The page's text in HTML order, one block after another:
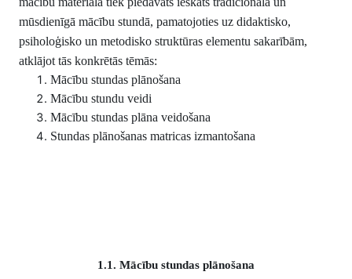
mūsdienīgā mācību stundā, pamatojoties uz didaktisko,
psiholoģisko un metodisko struktūras elementu sakarībām,
atklājot tās konkrētās tēmās:
Mācību stundas plānošana
Mācību stundu veidi
Mācību stundas plāna veidošana
Stundas plānošanas matricas izmantošana
1.1. Mācību stundas plānošana